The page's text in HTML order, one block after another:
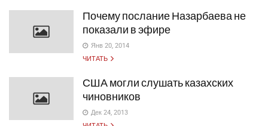
Почему послание Назарбаева не
показали в эфире
Янв 20, 2014
ЧИТАТЬ
США могли слушать казахских
чиновников
Дек 24, 2013